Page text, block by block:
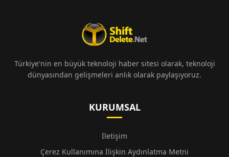
Türkiye'nin en büyük teknoloji haber sitesi olarak, teknoloji
dünyasından gelişmeleri anlık olarak paylaşıyoruz.
KURUMSAL
İletişim
Çerez Kullanımına İlişkin Aydınlatma Metni